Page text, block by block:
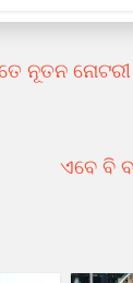
ନୂତନ
ଏବେ ବି